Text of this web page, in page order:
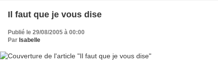
Il faut que je vous dise
Publié le 29/08/2005 à 00:00
Par Isabelle